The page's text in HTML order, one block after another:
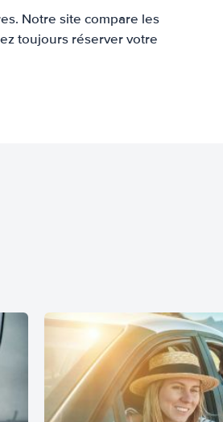
Notre site compare les
toujours réserver votre